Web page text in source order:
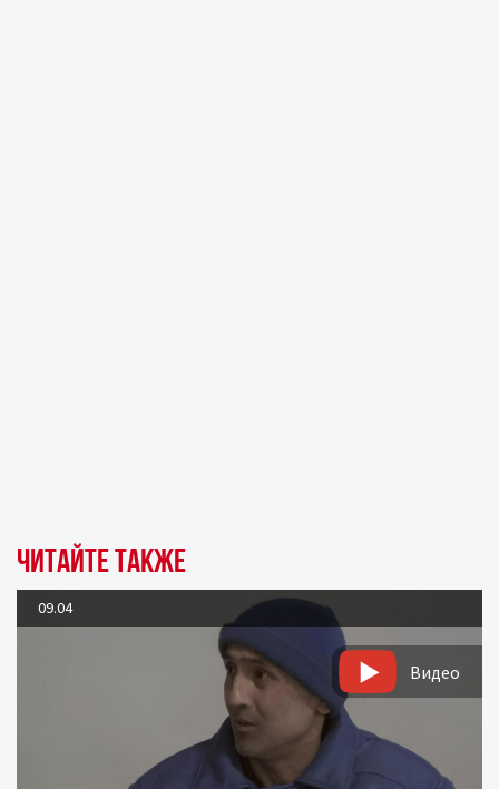
Читайте также
09.04
Видео